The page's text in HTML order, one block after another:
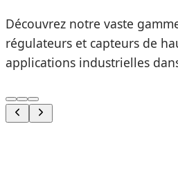
Découvrez notre vaste
régulateurs et capteurs de
applications industrielles